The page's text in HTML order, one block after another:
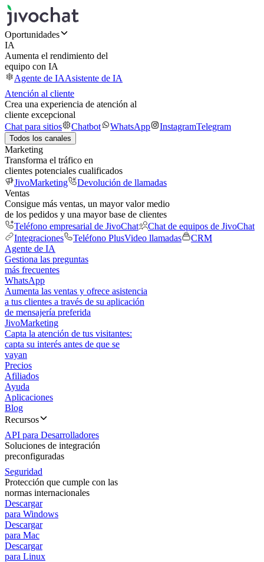
Oportunidades
IA
Aumenta el rendimiento del
equipo con IA
Agente de IAAsistente de IA
Atención al cliente
Crea una experiencia de atención al
cliente excepcional
Chat para sitios
Chatbot WhatsApp InstagramTelegram
Todos los canales
Marketing
Transforma el tráfico en
clientes potenciales cualificados
JivoMarketing
Devolución de llamadas
Ventas
Consigue más ventas, un mayor valor medio
de los pedidos y una mayor base de clientes
Teléfono empresarial de JivoChat
Chat de equipos de JivoChat
Integraciones
Teléfono PlusVideo llamadas
CRM
Agente de IA
Gestiona las preguntas
más frecuentes
WhatsApp
Aumenta las ventas y ofrece asistencia
a tus clientes a través de su aplicación
de mensajería preferida
JivoMarketing
Capta la atención de tus visitantes:
capta su interés antes de que se
vayan
Precios
Afiliados
Ayuda
Aplicaciones
Blog
Recursos
API para Desarrolladores
Soluciones de integración
preconfiguradas
Seguridad
Protección que cumple con las
normas internacionales
Descargar
para Windows
Descargar
para Mac
Descargar
para Linux